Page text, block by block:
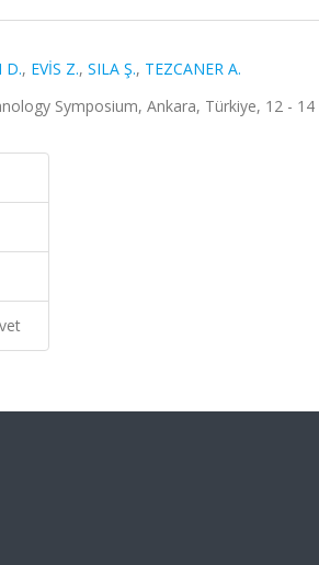
D., EVİS Z., SILA Ş., TEZCANER A.
Symposium, Ankara, Türkiye, 12 - 14